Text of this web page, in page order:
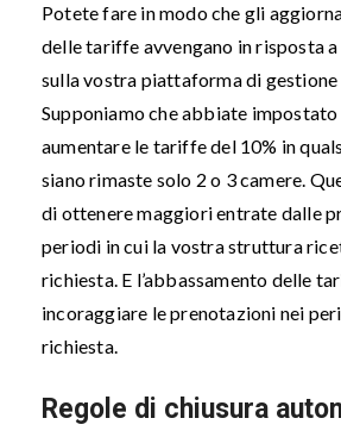
Potete fare in modo che gli
delle tariffe avvengano in risposta
sulla vostra piattaforma di
Supponiamo che abbiate impostato
aumentare le tariffe del 10% in
siano rimaste solo 2 o 3 camere.
di ottenere maggiori entrate dalle
periodi in cui la vostra struttura
richiesta. E l’abbassamento delle
incoraggiare le prenotazioni nei
richiesta.
Regole di chiusura